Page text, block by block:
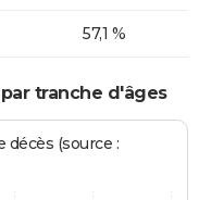
57,1 %
tranche d'âges
(source :